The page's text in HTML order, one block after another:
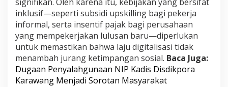
inklusif—seperti subsidi upskilling bagi pekerja
informal, serta insentif pajak bagi perusahaan
yang mempekerjakan lulusan baru—diperlukan
untuk memastikan bahwa laju digitalisasi tidak
menambah jurang ketimpangan sosial. Baca Juga:
Dugaan Penyalahgunaan NIP Kadis Disdikpora
Karawang Menjadi Sorotan Masyarakat